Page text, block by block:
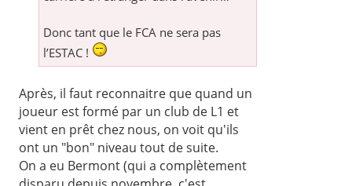
Donc tant que le FCA ne sera pas
l’ESTAC !
Après, il faut reconnaitre que quand un
joueur est formé par un club de L1 et
vient en prêt chez nous, on voit qu'ils
ont un "bon" niveau tout de suite.
On a eu Bermont (qui a complètement